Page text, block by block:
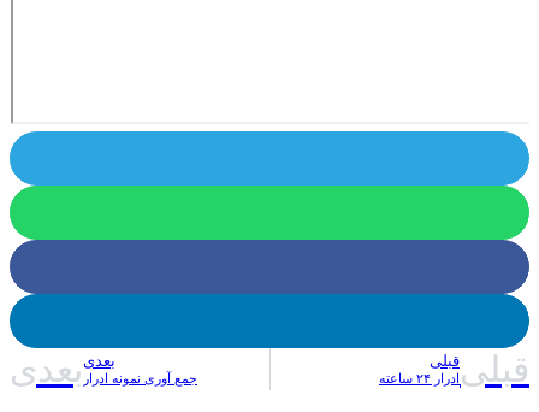
قبلیقبلی
ادرار ۲۴ ساعته
بعدی
جمع آوری نمونه ادرار بعدی